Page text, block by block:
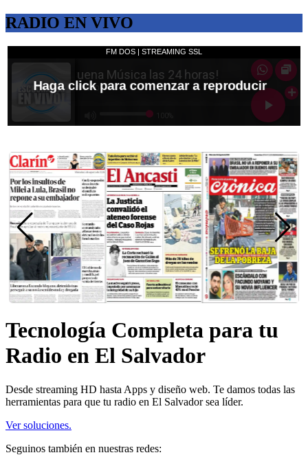
RADIO EN VIVO
Tecnología Completa para tu
Radio en El Salvador
Desde streaming HD hasta Apps y diseño web. Te damos todas las
herramientas para que tu radio en El Salvador sea líder.
Ver soluciones.
Seguinos también en nuestras redes: